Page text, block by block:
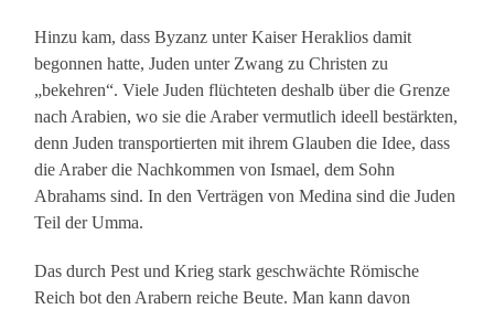
Hinzu kam, dass Byzanz unter Kaiser Heraklios damit
begonnen hatte, Juden unter Zwang zu Christen zu
„bekehren“. Viele Juden flüchteten deshalb über die Grenze
nach Arabien, wo sie die Araber vermutlich ideell bestärkten,
denn Juden transportierten mit ihrem Glauben die Idee, dass
die Araber die Nachkommen von Ismael, dem Sohn
Abrahams sind. In den Verträgen von Medina sind die Juden
Teil der Umma.
Das durch Pest und Krieg stark geschwächte Römische
Reich bot den Arabern reiche Beute. Man kann davon